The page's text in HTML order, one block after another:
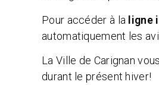
Pour accéder à la ligne
automatiquement les
La Ville de Carignan
durant le présent hiver!